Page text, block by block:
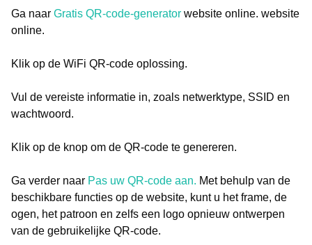
Ga naar Gratis QR-code-generator website online. website
online.
Klik op de WiFi QR-code oplossing.
Vul de vereiste informatie in, zoals netwerktype, SSID en
wachtwoord.
Klik op de knop om de QR-code te genereren.
Ga verder naar Pas uw QR-code aan. Met behulp van de
beschikbare functies op de website, kunt u het frame, de
ogen, het patroon en zelfs een logo opnieuw ontwerpen
van de gebruikelijke QR-code.